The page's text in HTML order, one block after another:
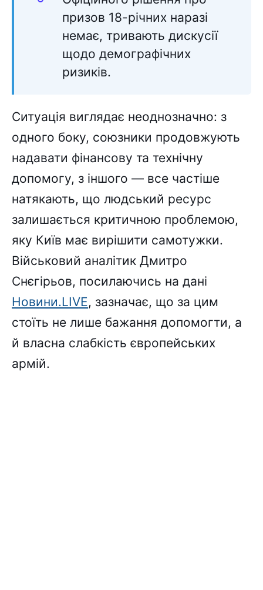
призов 18-річних наразі
немає, тривають дискусії
щодо демографічних
ризиків.
Ситуація виглядає неоднозначно: з
одного боку, союзники продовжують
надавати фінансову та технічну
допомогу, з іншого — все частіше
натякають, що людський ресурс
залишається критичною проблемою,
яку Київ має вирішити самотужки.
Військовий аналітик Дмитро
Снєгірьов, посилаючись на дані
Новини.LIVE, зазначає, що за цим
стоїть не лише бажання допомогти, а
й власна слабкість європейських
армій.